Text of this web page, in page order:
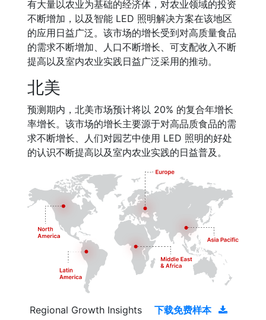
有大量以农业为基础的经济体，对农业领域的投资
不断增加，以及智能 LED 照明解决方案在该地区
的应用日益广泛。该市场的增长受到对高质量食品
的需求不断增加、人口不断增长、可支配收入不断
提高以及室内农业实践日益广泛采用的推动。
北美
预测期内，北美市场预计将以 20% 的复合年增长
率增长。该市场的增长主要源于对高品质食品的需
求不断增长、人们对园艺中使用 LED 照明的好处
的认识不断提高以及室内农业实践的日益普及。
Regional Growth Insights 下载免费样本